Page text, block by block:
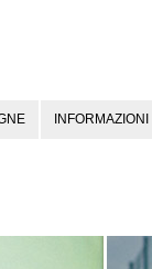
INFORMAZIONI